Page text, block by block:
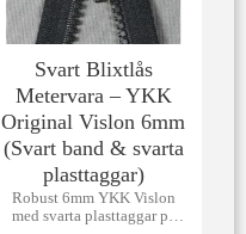
Svart Blixtlås
Metervara – YKK
Original Vislon 6mm
(Svart band & svarta
plasttaggar)
Robust 6mm YKK Vislon
med svarta plasttaggar på